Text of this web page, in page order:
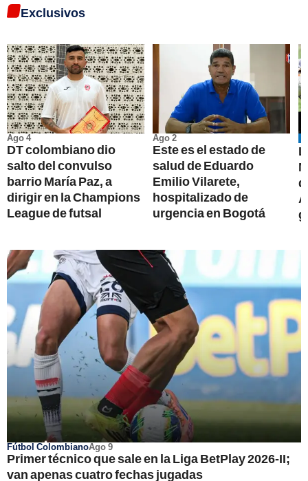
Exclusivos
Ago 4
DT colombiano dio
salto del convulso
barrio María Paz, a
dirigir en la Champions
League de futsal
Ago 2
Este es el estado de
salud de Eduardo
Emilio Vilarete,
hospitalizado de
urgencia en Bogotá
Fútbol ColombianoAgo 9
Primer técnico que sale en la Liga BetPlay 2026-II;
van apenas cuatro fechas jugadas